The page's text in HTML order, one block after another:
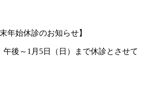
末年始休診のお知らせ】
午後～1月5日（日）まで休診とさせて